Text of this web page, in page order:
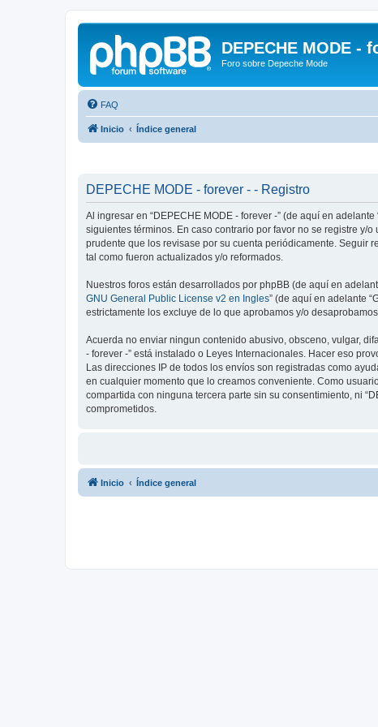
DEPECHE MODE -
Foro sobre Depeche Mode
FAQ
Inicio Índice general
DEPECHE MODE - forever - - Registro
Al ingresar en “DEPECHE MODE - forever -” (de aquí en
siguientes términos. En caso contrario por favor no se registre y/
prudente que los revisase por su cuenta periódicamente. Seguir
tal como fueron actualizados y/o reformados.
Nuestros foros están desarrollados por phpBB (de aquí en
GNU General Public License v2 en Ingles” (de aquí en adelante
estrictamente los excluye de lo que aprobamos y/o
Acuerda no enviar ningun contenido abusivo, obsceno, vulgar,
- forever -” está instalado o Leyes Internacionales. Hacer eso
Las direcciones IP de todos los envíos son registradas como
en cualquier momento que lo creamos conveniente. Como
compartida con ninguna tercera parte sin su consentimiento, ni
comprometidos.
Inicio Índice general